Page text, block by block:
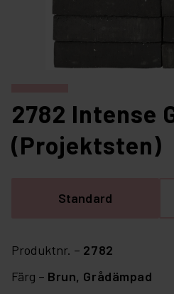
2782 Intense
(Projektsten)
Standard
Produktnr. – 2782
Färg – Brun, Grådämpad